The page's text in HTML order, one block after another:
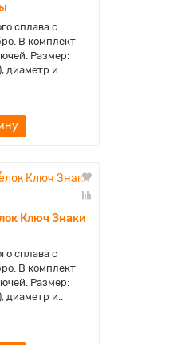
сплава с
В комплект
Размер:
диаметр и..
Ключ Знаки
сплава с
В комплект
Размер:
диаметр и..